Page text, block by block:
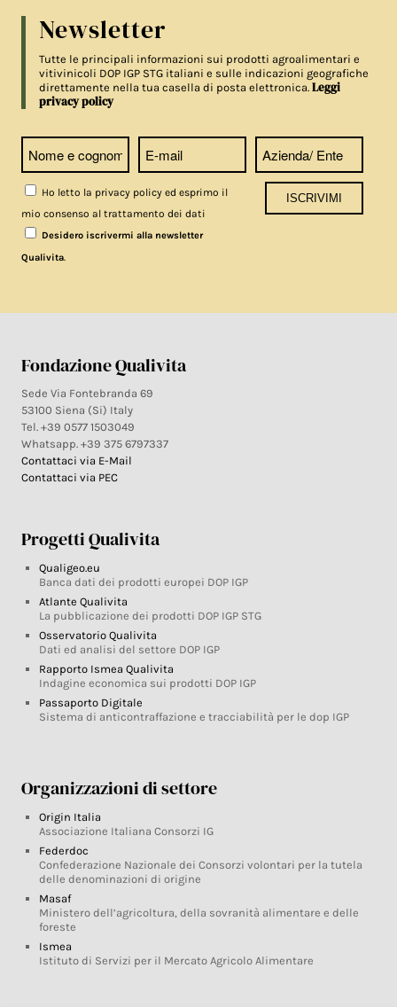
Newsletter
Tutte le principali informazioni sui prodotti agroalimentari e
vitivinicoli DOP IGP STG italiani e sulle indicazioni geografiche
direttamente nella tua casella di posta elettronica.Leggi
privacy policy
Ho letto la privacy policy ed esprimo il
mio consenso al trattamento dei dati
Desidero iscrivermi alla newsletter
Qualivita.
Fondazione Qualivita
Sede Via Fontebranda 69
53100 Siena (Si) Italy
Tel. +39 0577 1503049
Whatsapp. +39 375 6797337
Contattaci via E-Mail
Contattaci via PEC
Progetti Qualivita
Qualigeo.eu
Banca dati dei prodotti europei DOP IGP
Atlante Qualivita
La pubblicazione dei prodotti DOP IGP STG
Osservatorio Qualivita
Dati ed analisi del settore DOP IGP
Rapporto Ismea Qualivita
Indagine economica sui prodotti DOP IGP
Passaporto Digitale
Sistema di anticontraffazione e tracciabilità per le dop IGP
Organizzazioni di settore
Origin Italia
Associazione Italiana Consorzi IG
Federdoc
Confederazione Nazionale dei Consorzi volontari per la tutela
delle denominazioni di origine
Masaf
Ministero dell’agricoltura, della sovranità alimentare e delle
foreste
Ismea
Istituto di Servizi per il Mercato Agricolo Alimentare